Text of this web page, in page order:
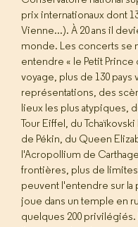
prix internationaux dont
Vienne...). À 20 ans il
monde. Les concerts se
entendre « le Petit
voyage, plus de 130
représentations, des
lieux les plus atypiques,
Tour Eiffel, du
de Pékin, du Queen
l'Acropollium de
frontières, plus de
peuvent l'entendre sur la
joue dans un temple en
quelques 200 privilégiés.